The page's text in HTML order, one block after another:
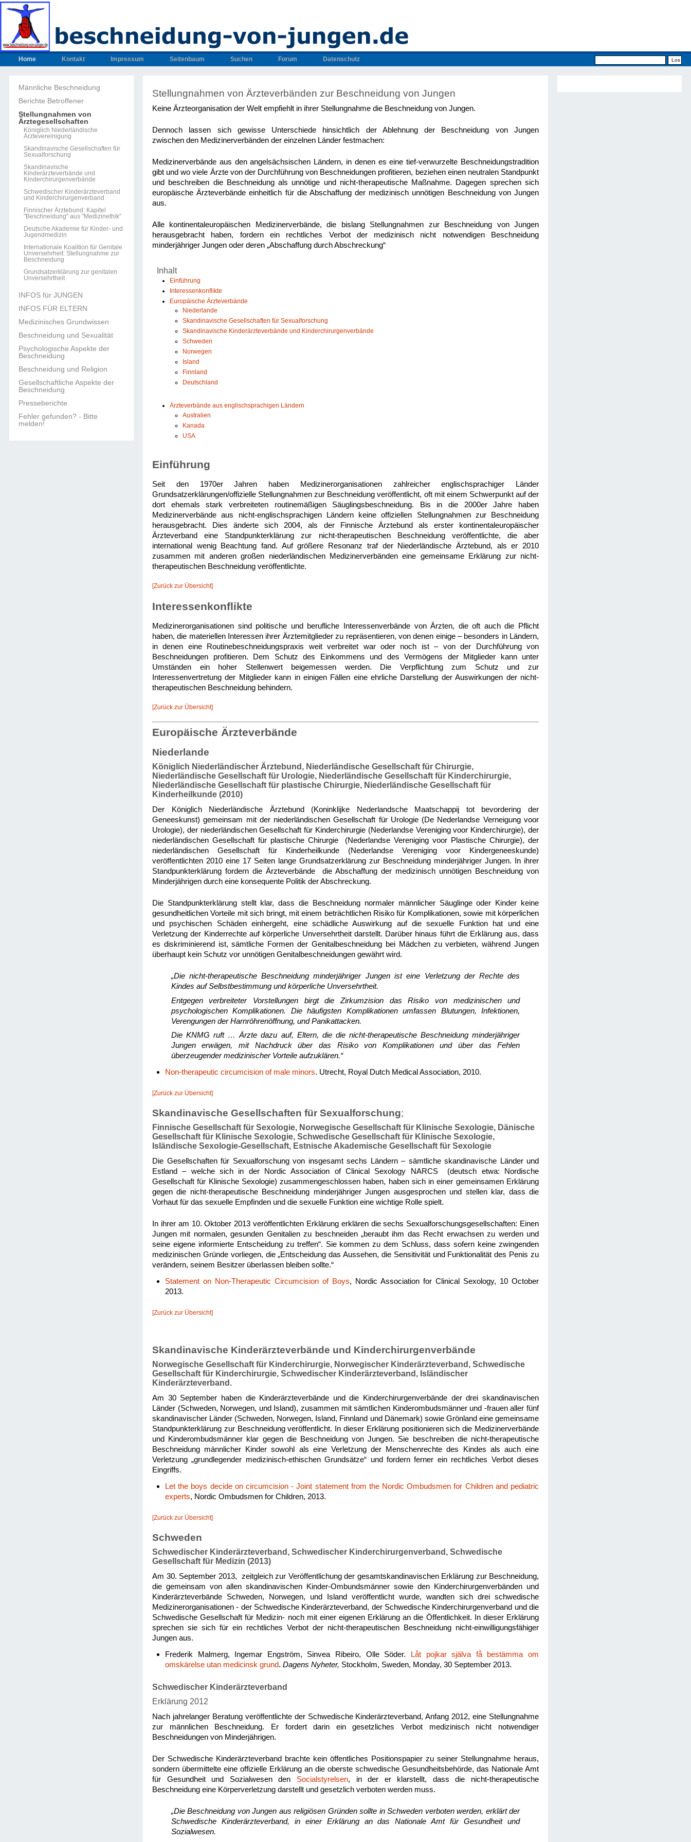
Home Kontakt Impressum Seitenbaum Suchen Forum Datenschutz
Männliche Beschneidung
Berichte Betroffener
Stellungnahmen von
Ärztegesellschaften
Königlich Niederländische
Ärztevereinigung
Skandinavische Gesellschaften für
Sexualforschung
Skandinavische
Kinderärzteverbände und
Kinderchirurgenverbände
Schwedischer Kinderärzteverband
und Kinderchirurgenverband
Finnischer Ärztebund: Kapitel
"Beschneidung" aus "Medizinethik"
Deutsche Akademie für Kinder- und
Jugendmedizin
Internationale Koalition für Genitale
Unversehrheit: Stellungnahme zur
Beschneidung
Grundsatzerklärung zur genitalen
Unversehrtheit
INFOS für JUNGEN
INFOS FÜR ELTERN
Medizinisches Grundwissen
Beschneidung und Sexualität
Psychologische Aspekte der
Beschneidung
Beschneidung und Religion
Gesellschaftliche Aspekte der
Beschneidung
Presseberichte
Fehler gefunden? - Bitte
melden!
Stellungnahmen von Ärzteverbänden zur Beschneidung von Jungen
Keine Ärzteorganisation der Welt empfiehlt in ihrer Stellungnahme die Beschneidung von Jungen.
Dennoch lassen sich gewisse Unterschiede hinsichtlich der Ablehnung der Beschneidung von Jungen
zwischen den Medizinerverbänden der einzelnen Länder festmachen:
Medizinerverbände aus den angelsächsischen Ländern, in denen es eine tief-verwurzelte Beschneidungstradition
gibt und wo viele Ärzte von der Durchführung von Beschneidungen profitieren, beziehen einen neutralen Standpunkt
und beschreiben die Beschneidung als unnötige und nicht-therapeutische Maßnahme. Dagegen sprechen sich
europäische Ärzteverbände einheitlich für die Abschaffung der medizinisch unnötigen Beschneidung von Jungen
aus.
Alle kontinentaleuropäischen Medizinerverbände, die bislang Stellungnahmen zur Beschneidung von Jungen
herausgebracht haben, fordern ein rechtliches Verbot der medizinisch nicht notwendigen Beschneidung
minderjähriger Jungen oder deren „Abschaffung durch Abschreckung“
Inhalt
Einführung
Interessenkonflikte
Europäische Ärzteverbände
Niederlande
Skandinavische Gesellschaften für Sexualforschung
Skandinavische Kinderärzteverbände und Kinderchirurgenverbände
Schweden
Norwegen
Island
Finnland
Deutschland
Ärzteverbände aus englischsprachigen Ländern
Australien
Kanada
USA
Einführung
Seit den 1970er Jahren haben Medizinerorganisationen zahlreicher englischsprachiger Länder
Grundsatzerklärungen/offizielle Stellungnahmen zur Beschneidung veröffentlicht, oft mit einem Schwerpunkt auf der
dort ehemals stark verbreiteten routinemäßigen Säuglingsbeschneidung. Bis in die 2000er Jahre haben
Medizinerverbände aus nicht-englischsprachigen Ländern keine offiziellen Stellungnahmen zur Beschneidung
herausgebracht. Dies änderte sich 2004, als der Finnische Ärztebund als erster kontinentaleuropäischer
Ärzteverband eine Standpunkterklärung zur nicht-therapeutischen Beschneidung veröffentlichte, die aber
international wenig Beachtung fand. Auf größere Resonanz traf der Niederländische Ärztebund, als er 2010
zusammen mit anderen großen niederländischen Medizinerverbänden eine gemeinsame Erklärung zur nicht-
therapeutischen Beschneidung veröffentlichte.
[Zurück zur Übersicht]
Interessenkonflikte
Medizinerorganisationen sind politische und berufliche Interessenverbände von Ärzten, die oft auch die Pflicht
haben, die materiellen Interessen ihrer Ärztemitglieder zu repräsentieren, von denen einige – besonders in Ländern,
in denen eine Routinebeschneidungspraxis weit verbreitet war oder noch ist – von der Durchführung von
Beschneidungen profitieren. Dem Schutz des Einkommens und des Vermögens der Mitglieder kann unter
Umständen ein hoher Stellenwert beigemessen werden. Die Verpflichtung zum Schutz und zur
Interessenvertretung der Mitglieder kann in einigen Fällen eine ehrliche Darstellung der Auswirkungen der nicht-
therapeutischen Beschneidung behindern.
[Zurück zur Übersicht]
Europäische Ärzteverbände
Niederlande
Königlich Niederländischer Ärztebund, Niederländische Gesellschaft für Chirurgie,
Niederländische Gesellschaft für Urologie, Niederländische Gesellschaft für Kinderchirurgie,
Niederländische Gesellschaft für plastische Chirurgie, Niederländische Gesellschaft für
Kinderheilkunde (2010)
Der Königlich Niederländische Ärztebund (Koninklijke Nederlandsche Maatschappij tot bevordering der
Geneeskunst) gemeinsam mit der niederländischen Gesellschaft für Urologie (De Nederlandse Verneigung voor
Urologie), der niederländischen Gesellschaft für Kinderchirurgie (Nederlandse Vereniging voor Kinderchirurgie), der
niederländischen Gesellschaft für plastische Chirurgie (Nederlandse Vereniging voor Plastische Chirurgie), der
niederländischen Gesellschaft für Kinderheilkunde (Nederlandse Vereniging voor Kindergeneeskunde)
veröffentlichten 2010 eine 17 Seiten lange Grundsatzerklärung zur Beschneidung minderjähriger Jungen. In ihrer
Standpunkterklärung fordern die Ärzteverbände die Abschaffung der medizinisch unnötigen Beschneidung von
Minderjährigen durch eine konsequente Politik der Abschreckung.
Die Standpunkterklärung stellt klar, dass die Beschneidung normaler männlicher Säuglinge oder Kinder keine
gesundheitlichen Vorteile mit sich bringt, mit einem beträchtlichen Risiko für Komplikationen, sowie mit körperlichen
und psychischen Schäden einhergeht, eine schädliche Auswirkung auf die sexuelle Funktion hat und eine
Verletzung der Kinderrechte auf körperliche Unversehrtheit darstellt. Darüber hinaus führt die Erklärung aus, dass
es diskriminierend ist, sämtliche Formen der Genitalbeschneidung bei Mädchen zu verbieten, während Jungen
überhaupt kein Schutz vor unnötigen Genitalbeschneidungen gewährt wird.
„Die nicht-therapeutische Beschneidung minderjähriger Jungen ist eine Verletzung der Rechte des
Kindes auf Selbstbestimmung und körperliche Unversehrtheit.
Entgegen verbreiteter Vorstellungen birgt die Zirkumzision das Risiko von medizinischen und
psychologischen Komplikationen. Die häufigsten Komplikationen umfassen Blutungen, Infektionen,
Verengungen der Harnröhrenöffnung, und Panikattacken.
Die KNMG ruft … Ärzte dazu auf, Eltern, die die nicht-therapeutische Beschneidung minderjähriger
Jungen erwägen, mit Nachdruck über das Risiko von Komplikationen und über das Fehlen
überzeugender medizinischer Vorteile aufzuklären.“
Non-therapeutic circumcision of male minors. Utrecht, Royal Dutch Medical Association, 2010.
[Zurück zur Übersicht]
Skandinavische Gesellschaften für Sexualforschung;
Finnische Gesellschaft für Sexologie, Norwegische Gesellschaft für Klinische Sexologie, Dänische
Gesellschaft für Klinische Sexologie, Schwedische Gesellschaft für Klinische Sexologie,
Isländische Sexologie-Gesellschaft, Estnische Akademische Gesellschaft für Sexologie
Die Gesellschaften für Sexualforschung von insgesamt sechs Ländern – sämtliche skandinavische Länder und
Estland – welche sich in der Nordic Association of Clinical Sexology NARCS (deutsch etwa: Nordische
Gesellschaft für Klinische Sexologie) zusammengeschlossen haben, haben sich in einer gemeinsamen Erklärung
gegen die nicht-therapeutische Beschneidung minderjähriger Jungen ausgesprochen und stellen klar, dass die
Vorhaut für das sexuelle Empfinden und die sexuelle Funktion eine wichtige Rolle spielt.
In ihrer am 10. Oktober 2013 veröffentlichten Erklärung erklären die sechs Sexualforschungsgesellschaften: Einen
Jungen mit normalen, gesunden Genitalien zu beschneiden „beraubt ihm das Recht erwachsen zu werden und
seine eigene informierte Entscheidung zu treffen“. Sie kommen zu dem Schluss, dass sofern keine zwingenden
medizinischen Gründe vorliegen, die „Entscheidung das Aussehen, die Sensitivität und Funktionalität des Penis zu
verändern, seinem Besitzer überlassen bleiben sollte.“
Statement on Non-Therapeutic Circumcision of Boys, Nordic Association for Clinical Sexology, 10 October
2013.
[Zurück zur Übersicht]
Skandinavische Kinderärzteverbände und Kinderchirurgenverbände
Norwegische Gesellschaft für Kinderchirurgie, Norwegischer Kinderärzteverband, Schwedische
Gesellschaft für Kinderchirurgie, Schwedischer Kinderärzteverband, Isländischer
Kinderärzteverband.
Am 30 September haben die Kinderärzteverbände und die Kinderchirurgenverbände der drei skandinavischen
Länder (Schweden, Norwegen, und Island), zusammen mit sämtlichen Kinderombudsmänner und -frauen aller fünf
skandinavischer Länder (Schweden, Norwegen, Island, Finnland und Dänemark) sowie Grönland eine gemeinsame
Standpunkterklärung zur Beschneidung veröffentlicht. In dieser Erklärung positionieren sich die Medizinerverbände
und Kinderombudsmänner klar gegen die Beschneidung von Jungen. Sie beschreiben die nicht-therapeutische
Beschneidung männlicher Kinder sowohl als eine Verletzung der Menschenrechte des Kindes als auch eine
Verletzung „grundlegender medizinisch-ethischen Grundsätze“ und fordern ferner ein rechtliches Verbot dieses
Eingriffs.
Let the boys decide on circumcision - Joint statement from the Nordic Ombudsmen for Children and pediatric
experts, Nordic Ombudsmen for Children, 2013.
[Zurück zur Übersicht]
Schweden
Schwedischer Kinderärzteverband, Schwedischer Kinderchirurgenverband, Schwedische
Gesellschaft für Medizin (2013)
Am 30. September 2013, zeitgleich zur Veröffentlichung der gesamtskandinavischen Erklärung zur Beschneidung,
die gemeinsam von allen skandinavischen Kinder-Ombundsmänner sowie den Kinderchirurgenverbänden und
Kinderärzteverbände Schweden, Norwegen, und Island veröffentlicht wurde, wandten sich drei schwedische
Medizinerorganisationen - der Schwedische Kinderärzteverband, der Schwedische Kinderchirurgenverband und die
Schwedische Gesellschaft für Medizin- noch mit einer eigenen Erklärung an die Öffentlichkeit. In dieser Erklärung
sprechen sie sich für ein rechtliches Verbot der nicht-therapeutischen Beschneidung nicht-einwilligungsfähiger
Jungen aus.
Frederik Malmerg, Ingemar Engström, Sinvea Ribeiro, Olle Söder. Låt pojkar själva få bestämma om
omskärelse utan medicinsk grund. Dagens Nyheter, Stockholm, Sweden, Monday, 30 September 2013.
Schwedischer Kinderärzteverband
Erklärung 2012
Nach jahrelanger Beratung veröffentlichte der Schwedische Kinderärzteverband, Anfang 2012, eine Stellungnahme
zur männlichen Beschneidung. Er fordert darin ein gesetzliches Verbot medizinisch nicht notwendiger
Beschneidungen von Minderjährigen.
Der Schwedische Kinderärzteverband brachte kein öffentliches Positionspapier zu seiner Stellungnahme heraus,
sondern übermittelte eine offizielle Erklärung an die oberste schwedische Gesundheitsbehörde, das Nationale Amt
für Gesundheit und Sozialwesen den Socialstyrelsen, in der er klarstellt, dass die nicht-therapeutische
Beschneidung eine Körperverletzung darstellt und gesetzlich verboten werden muss.
„Die Beschneidung von Jungen aus religiösen Gründen sollte in Schweden verboten werden, erklärt der
Schwedische Kinderärzteverband, in einer Erklärung an das Nationale Amt für Gesundheit und
Sozialwesen.